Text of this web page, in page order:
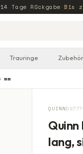
14 Tage Rückgabe ·Bis
Trauringe
QUINN
Quinn
lang,